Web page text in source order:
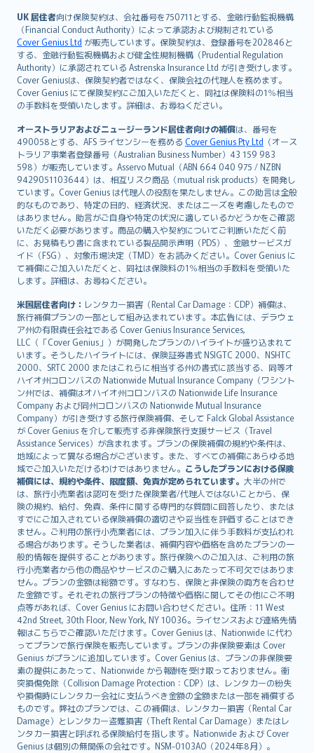
UK 居住者向け保険契約は、会社番号を750711とする、金融行動監視機構
（Financial Conduct Authority）によって承認および規制されている
Cover Genius Ltd が販売しています。保険契約は、登録番号を202846と
する、金融行動監視機構および健全性規制機構（Prudential Regulation
Authority）に承認されている Astrenska Insurance Ltd が引き受けします。
Cover Geniusは、保険契約者ではなく、保険会社の代理人を務めます。
Cover Genius にて保険契約にご加入いただくと、同社は保険料の1％相当
の手数料を受領いたします。詳細は、お尋ねください。
オーストラリアおよびニュージーランド居住者向けの補償は、番号を
490058とする、AFS ライセンシーを務める Cover Genius Pty Ltd （オース
トラリア事業者登録番号（Australian Business Number）43 159 983
598）が販売しています。Asservo Mutual（ABN 664 040 975 / NZBN
9429051103644）は、相互リスク商品（mutual risk products）を開発し
ています。Cover Genius は代理人の役割を果たしません。この助言は全般
的なものであり、特定の目的、経済状況、またはニーズを考慮したもので
はありません。助言がご自身や特定の状況に適しているかどうかをご確認
いただく必要があります。商品の購入や契約についてご判断いただく前
に、お見積もり書に含まれている製品開示声明（PDS）、金融サービスガ
イド（FSG）、対象市場決定（TMD）をお読みください。Cover Genius に
て補償にご加入いただくと、同社は保険料の1％相当の手数料を受領いた
します。詳細は、お尋ねください。
米国居住者向け： レンタカー損害（Rental Car Damage：CDP）補償は、
旅行補償プランの一部として組み込まれています。本広告には、デラウェ
ア州の有限責任会社である Cover Genius Insurance Services,
LLC（「Cover Genius」）が開発したプランのハイライトが盛り込まれて
います。そうしたハイライトには、保険証券書式 NSIGTC 2000、NSHTC
2000、SRTC 2000 またはこれらに相当する州の書式に該当する、同等オ
ハイオ州コロンバスの Nationwide Mutual Insurance Company（ワシント
ン州では、補償はオハイオ州コロンバスの Nationwide Life Insurance
Company および同州コロンバスの Nationwide Mutual Insurance
Company）が引き受けする旅行保険補償、そして Falck Global Assistance
が Cover Genius を介して販売する非保険旅行支援サービス（Travel
Assistance Services）が含まれます。プランの保険補償の規約や条件は、
地域によって異なる場合がございます。また、すべての補償にあらゆる地
域でご加入いただけるわけではありません。 こうしたプランにおける保険
補償には、規約や条件、限度額、免責が定められています。 大半の州で
は、旅行小売業者は認可を受けた保険業者/代理人ではないことから、保
険の規約、給付、免責、条件に関する専門的な質問に回答したり、または
すでにご加入されている保険補償の適切さや妥当性を評価することはでき
ません。ご利用の旅行小売業者には、プラン加入に伴う手数料が支払われ
る場合があります。そうした業者は、補償内容や価格を含めたプランの一
般的情報を提供することがあります。旅行保険へのご加入は、ご利用の旅
行小売業者から他の商品やサービスのご購入にあたって不可欠ではありま
せん。プランの金額は総額です。すなわち、保険と非保険の両方を合わせ
た金額です。それぞれの旅行プランの特徴や価格に関してその他にご不明
点等があれば、Cover Genius にお問い合わせください。住所：11 West
42nd Street, 30th Floor, New York, NY 10036。ライセンスおよび連絡先情
報はこちらでご確認いただけます。Cover Genius は、Nationwide に代わ
ってプランで旅行保険を販売しています。プランの非保険要素は Cover
Genius がプランに追加しています。Cover Genius は、プランの非保険要
素の提供にあたって、Nationwide から報酬を受け取っておりません。衝
突損傷免除（Collision Damage Protection：CDP）は、レンタカーの紛失
や損傷時にレンタカー会社に支払うべき金額の全額または一部を補償する
ものです。弊社のプランでは、この補償は、レンタカー損害（Rental Car
Damage）とレンタカー盗難損害（Theft Rental Car Damage）またはレ
ンタカー損害と呼ばれる保険給付を指します。Nationwide および Cover
Genius は個別の無関係の会社です。NSM-0103AO（2024年8月）。
简体中文
繁體中文
Português
polski
עברית
Português
svenska
日本語
한국어
dansk
norsk
suomi
العربيّة
Türkçe
česky
Русский
български
català
Hrvatski
eesti
Ελληνικά
Magyar
Íslenska
Bahasa Indonesia
latviešu
Lietuviškai
Bahasa Melayu
Română
српски
Slovensky
Slovenščina
Українська
Tiếng Việt